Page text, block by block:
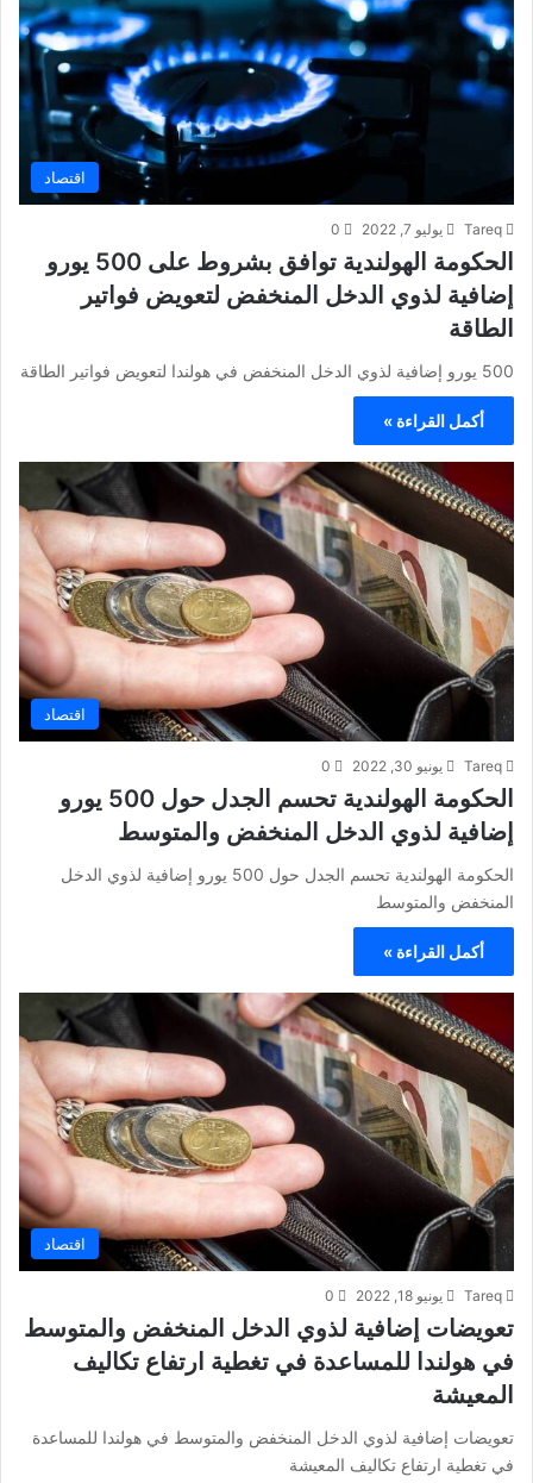
اقتصاد
Tareq يوليو 7, 2022 0
الحكومة الهولندية توافق بشروط على 500 يورو
إضافية لذوي الدخل المنخفض لتعويض فواتير
الطاقة
500 يورو إضافية لذوي الدخل المنخفض في هولندا لتعويض فواتير الطاقة
أكمل القراءة »
اقتصاد
Tareq يونيو 30, 2022 0
الحكومة الهولندية تحسم الجدل حول 500 يورو
إضافية لذوي الدخل المنخفض والمتوسط
الحكومة الهولندية تحسم الجدل حول 500 يورو إضافية لذوي الدخل
المنخفض والمتوسط
أكمل القراءة »
اقتصاد
Tareq يونيو 18, 2022 0
تعويضات إضافية لذوي الدخل المنخفض والمتوسط
​​في هولندا للمساعدة في تغطية ارتفاع تكاليف
المعيشة
تعويضات إضافية لذوي الدخل المنخفض والمتوسط ​​في هولندا للمساعدة
في تغطية ارتفاع تكاليف المعيشة